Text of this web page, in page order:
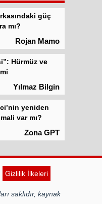
güç
mı?
Rojan Mamo
Hürmüz ve
Yılmaz Bilgin
yeniden
var mı?
Zona GPT
Atilla Yüceak
güç
Gizlilik İlkeleri
saklıdır, kaynak